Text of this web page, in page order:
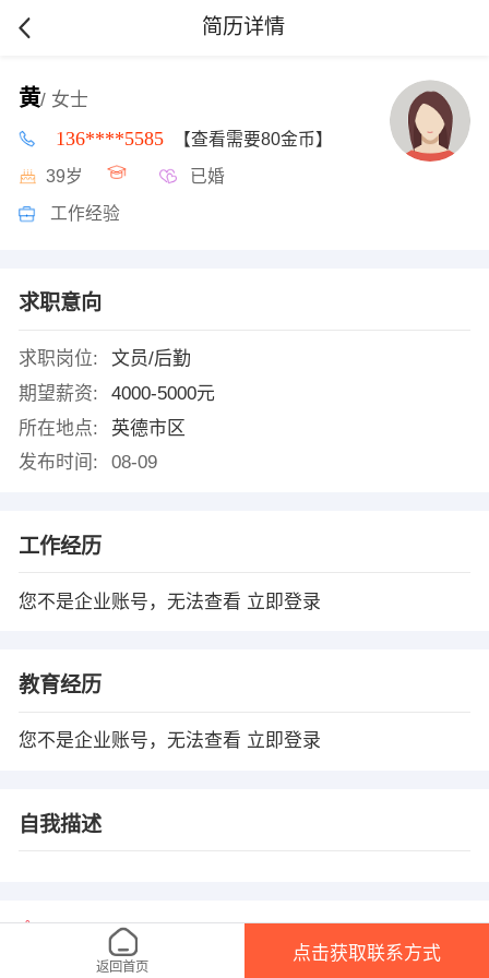
简历详情
黄/ 女士
136****5585 【查看需要80金币】
39岁 已婚
工作经验
求职意向
求职岗位:
文员/后勤
期望薪资:
4000-5000元
所在地点:
英德市区
发布时间:
08-09
工作经历
您不是企业账号，无法查看 立即登录
教育经历
您不是企业账号，无法查看 立即登录
自我描述
1、本平台仅供信息发布，不会收取押金、保证金！
返回首页
点击获取联系方式